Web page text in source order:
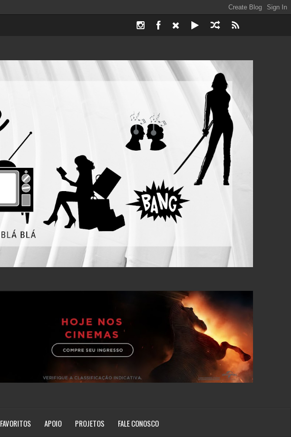
FAVORITOS APOIO PROJETOS FALE CONOSCO